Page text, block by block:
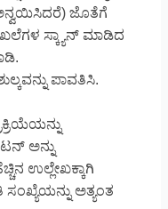
ಜೊತೆಗೆ
ಸ್ಕ್ಯಾನ್ ಮಾಡಿದ
ಪಾವತಿಸಿ.
ಅನ್ನು
ಉಲ್ಲೇಖಕ್ಕಾಗಿ
ಅತ್ಯಂತ